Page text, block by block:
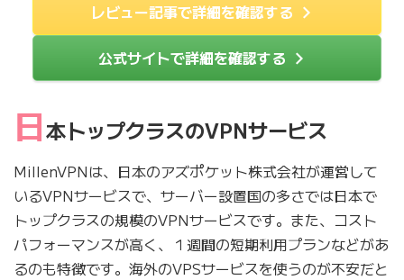
5
レビュー記事で詳細を確認する
公式サイトで詳細を確認する
日本トップクラスのVPNサービス
MillenVPNは、日本のアズポケット株式会社が運営して
いるVPNサービスで、サーバー設置国の多さでは日本で
トップクラスの規模のVPNサービスです。また、コスト
パフォーマンスが高く、１週間の短期利用プランなどがあ
るのも特徴です。海外のVPSサービスを使うのが不安だと